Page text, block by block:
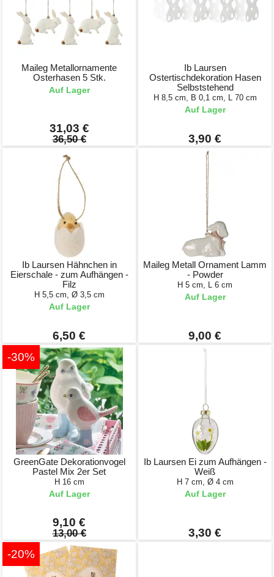
Maileg Metallornamente
Osterhasen 5 Stk.
Auf Lager
31,03 €
36,50 €
Ib Laursen
Ostertischdekoration Hasen
Selbststehend
H 8,5 cm, B 0,1 cm, L 70 cm
Auf Lager
3,90 €
Ib Laursen Hähnchen in
Eierschale - zum Aufhängen -
Filz
H 5,5 cm, Ø 3,5 cm
Auf Lager
6,50 €
Maileg Metall Ornament Lamm
- Powder
H 5 cm, L 6 cm
Auf Lager
9,00 €
-30%
GreenGate Dekorationvogel
Pastel Mix 2er Set
H 16 cm
Auf Lager
9,10 €
13,00 €
Ib Laursen Ei zum Aufhängen -
Weiß
H 7 cm, Ø 4 cm
Auf Lager
3,30 €
-20%